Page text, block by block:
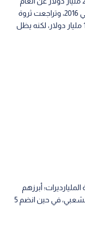
الماضي 2015، لتصل إلى 95.5 مليارات دولار في 2016، وتراجعت ثروة
الوليد بن طلال بأكثر من 20%، لتصل إلى 17.3 مليار دولار، لكنه يظل
من قائمة المليارديرات؛ أبرزهم
سليمان الراجحي وأنسي ساويرس، وميلود الشعبي، في حين انضم 5